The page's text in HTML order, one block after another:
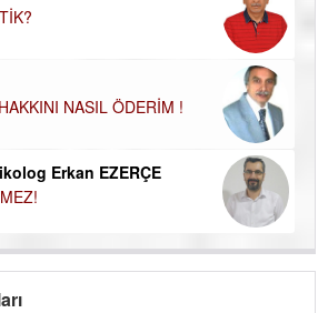
NASIL ÖDERİM !
Erkan EZERÇE